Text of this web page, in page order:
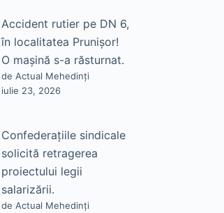
Accident rutier pe DN 6,
în localitatea Prunișor!
O mașină s-a răsturnat.
de Actual Mehedinți
iulie 23, 2026
Confederațiile sindicale
solicită retragerea
proiectului legii
salarizării.
de Actual Mehedinți